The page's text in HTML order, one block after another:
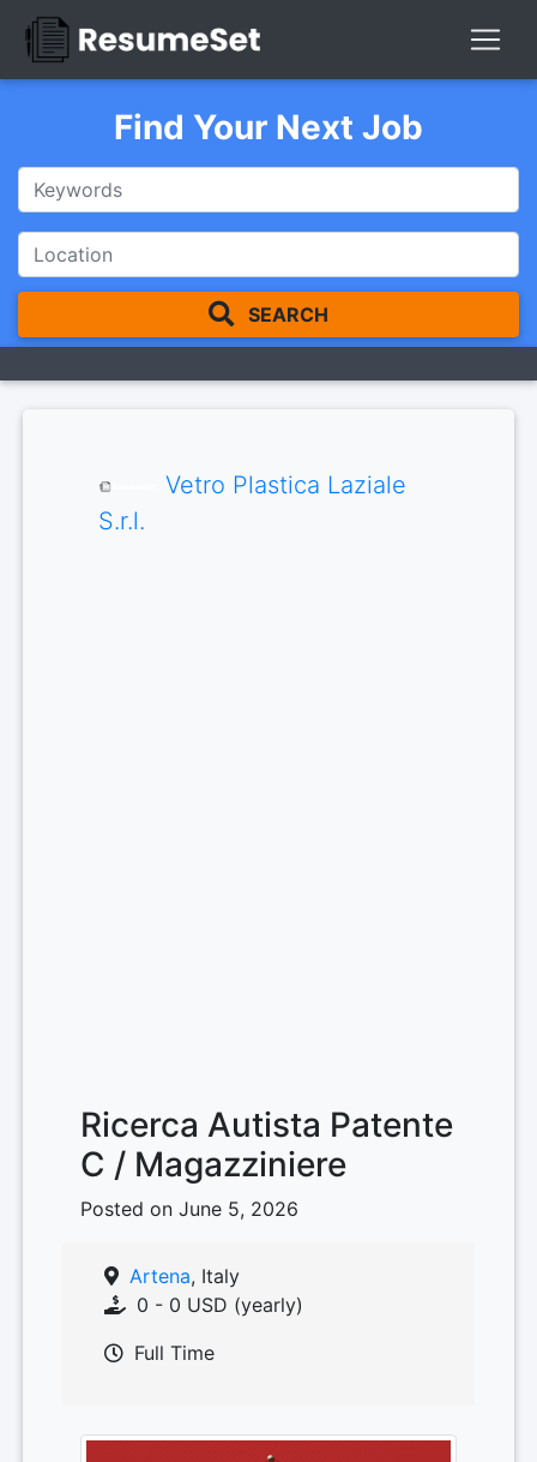
Find Your Next Job
SEARCH
Vetro Plastica Laziale
S.r.l.
Ricerca Autista Patente
C / Magazziniere
Posted on June 5, 2026
Artena, Italy
0 - 0 USD (yearly)
Full Time